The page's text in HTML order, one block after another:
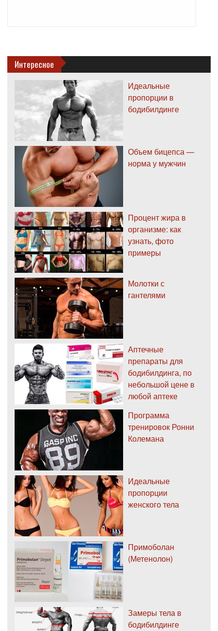
Интересное
Идеальные
пропорции в
бодибилдинге
Объем бицепса —
норма у мужчин
Процент жира в
организме: как
узнать, фото
примеры
Молотки с
гантелями
Аптечные
препараты для
бодибилдинга, по
небольшой цене в
любой аптеке
Программа
тренировок Ронни
Колемана
Идеальные
пропорции
женского тела
Примоболан
(Метенолон)
Замеры тела в
бодибилдинге